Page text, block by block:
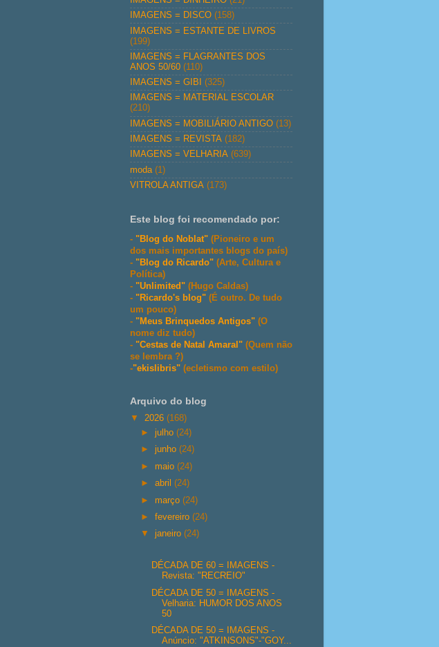
IMAGENS = DISCO (158)
IMAGENS = ESTANTE DE LIVROS
(199)
IMAGENS = FLAGRANTES DOS
ANOS 50/60 (110)
IMAGENS = GIBI
(325)
IMAGENS = MATERIAL ESCOLAR
(210)
IMAGENS = MOBILIÁRIO ANTIGO (13)
IMAGENS = REVISTA (182)
IMAGENS = VELHARIA (639)
moda (1)
VITROLA ANTIGA (173)
Este blog foi recomendado por:
- "Blog do Noblat" (Pioneiro e um
dos mais importantes blogs do país)
- "Blog do Ricardo" (Arte, Cultura e
Política)
- "Unlimited" (Hugo Caldas)
- "Ricardo's blog" (É outro. De tudo
um pouco)
- "Meus Brinquedos Antigos" (O
nome diz tudo)
- "Cestas de Natal Amaral" (Quem não
se lembra ?)
-"ekislibris" (ecletismo com estilo)
Arquivo do blog
▼ 2026 (168)
►julho(24)
►junho(24)
► maio(24)
►abril(24)
► março(24)
►fevereiro(24)
▼janeiro(24)
DÉCADA DE 60 = IMAGENS -
Revista: "RECREIO"
DÉCADA DE 50 = IMAGENS -
Velharia: HUMOR DOS ANOS
50
DÉCADA DE 50 = IMAGENS -
Anúncio: "ATKINSONS"-"GOY...